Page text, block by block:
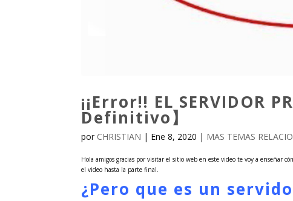
¡¡Error!! EL SERVIDOR
Definitivo】
por CHRISTIAN | Ene 8, 2020 | MAS TEMAS
Hola amigos gracias por visitar el sitio web en este video te voy a enseñar
el video hasta la parte final.
¿Pero que es un